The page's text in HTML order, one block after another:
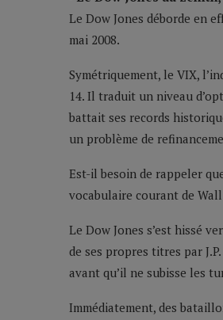
Le Dow Jones déborde en
mai 2008.
Symétriquement, le VIX,
14. Il traduit un niveau
battait ses records
un problème de
Est-il besoin de rappeler
vocabulaire courant de
Le Dow Jones s’est hissé
de ses propres titres par
avant qu’il ne subisse les
Immédiatement, des